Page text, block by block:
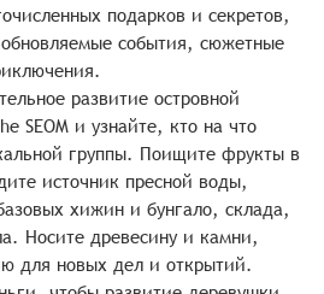
подарков и секретов,
события, сюжетные
развитие островной
SEOM и узнайте, кто на что
группы. Поищите фрукты в
источник пресной воды,
хижин и бунгало, склада,
Носите древесину и камни,
для новых дел и открытий.